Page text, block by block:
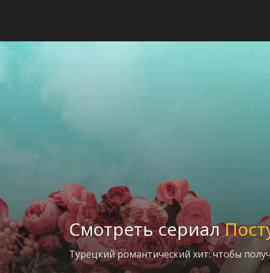
Смотреть сериал
Турецкий романтический хит: чтобы